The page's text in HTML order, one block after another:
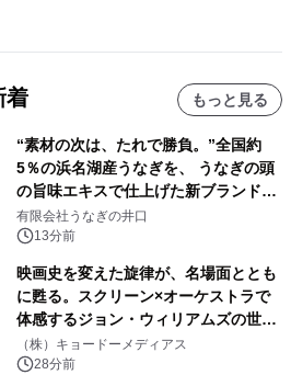
着 もっと見る
“素材の次は、たれで勝負。”全国約
5％の浜名湖産うなぎを、 うなぎの頭
の旨味エキスで仕上げた新ブランド
「井口の誉」誕生
有限会社うなぎの井口
13分前
映画史を変えた旋律が、名場面ととも
に甦る。スクリーン×オーケストラで
体感するジョン・ウィリアムズの世
界。ジョン・ウィリアムズ：シネマ・
スペクタキュラー・コンサート 開催決
（株）キョードーメディアス
28分前